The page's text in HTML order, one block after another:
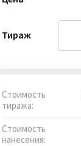
Тираж
Стоимость
тиража:
Стоимость
нанесения: